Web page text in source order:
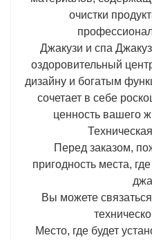
очистки
Джакузи и спа
оздоровительный
дизайну и богатым
сочетает в себе
ценность вашего
Перед заказом,
пригодность места,
Вы можете
Место, где будет